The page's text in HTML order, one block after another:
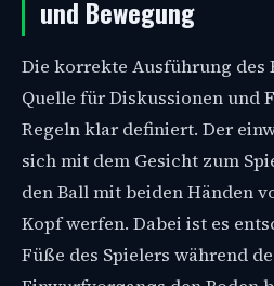
und Bewegung
Die korrekte Ausführung des
Quelle für Diskussionen und
Regeln klar definiert. Der
sich mit dem Gesicht zum
den Ball mit beiden Händen
Kopf werfen. Dabei ist es
Füße des Spielers während